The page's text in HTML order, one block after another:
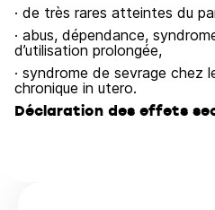
· de très rares atteintes du
· abus, dépendance,
d’utilisation prolongée,
· syndrome de sevrage chez
chronique in utero.
Déclaration des effets